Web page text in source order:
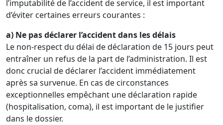
l’imputabilité de l’accident de service, il est important
d’éviter certaines erreurs courantes :
a) Ne pas déclarer l’accident dans les délais
Le non-respect du délai de déclaration de 15 jours peut
entraîner un refus de la part de l’administration. Il est
donc crucial de déclarer l’accident immédiatement
après sa survenue. En cas de circonstances
exceptionnelles empêchant une déclaration rapide
(hospitalisation, coma), il est important de le justifier
dans le dossier.